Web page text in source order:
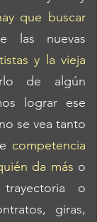
las nuevas
y la vieja
de algún
lograr ese
se vea tanto
competencia
da más o
o
giras,